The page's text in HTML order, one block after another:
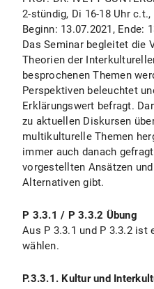
2-stündig, Di 16-18 Uhr
Beginn: 13.07.2021, Ende:
Das Seminar begleitet die
Theorien der
besprochenen Themen
Perspektiven beleuchtet
Erklärungswert befragt.
zu aktuellen Diskursen
multikulturelle Themen
immer auch danach
vorgestellten Ansätzen
Alternativen gibt.
P 3.3.1 / P 3.3.2 Übung
Aus P 3.3.1 und P 3.3.2 ist
wählen.
P.3.3.1. Kultur und